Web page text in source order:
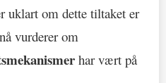
uklart om dette tiltaket er
vurderer om
har vært på